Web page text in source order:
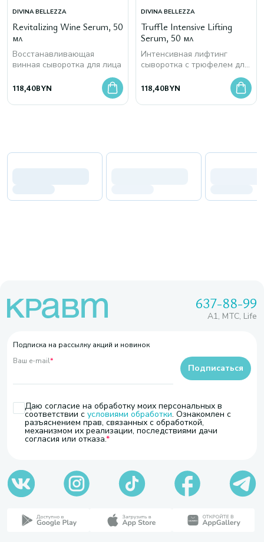
DIVINA BELLEZZA
Revitalizing Wine Serum, 50
мл
Восстанавливающая
винная сыворотка для лица
118,40BYN
DIVINA BELLEZZA
Truffle Intensive Lifting
Serum, 50 мл
Интенсивная лифтинг
сыворотка с трюфелем для
118,40BYN
637-88-99
A1, МТС, Life
Подписка на рассылку акций и новинок
Ваш e-mail*
Даю согласие на обработку моих персональных в
соответствии с условиями обработки. Ознакомлен с
разъяснением прав, связанных с обработкой,
механизмом их реализации, последствиями дачи
согласия или отказа.
Подписаться